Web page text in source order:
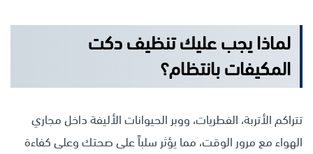
لماذا يجب عليك تنظيف دكت
المكيفات بانتظام؟
تتراكم الأتربة، الفطريات، ووبر الحيوانات الأليفة داخل مجاري
الهواء مع مرور الوقت، مما يؤثر سلباً على صحتك وعلى كفاءة